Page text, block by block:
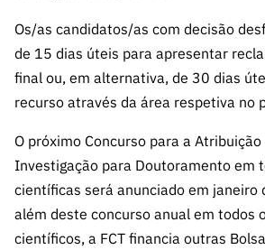
Os/as candidatos/as com decisão
de 15 dias úteis para apresentar
final ou, em alternativa, de 30 dias
recurso através da área respetiva no
O próximo Concurso para a Atribuição
Investigação para Doutoramento em
científicas será anunciado em janeiro
além deste concurso anual em todos
científicos, a FCT financia outras